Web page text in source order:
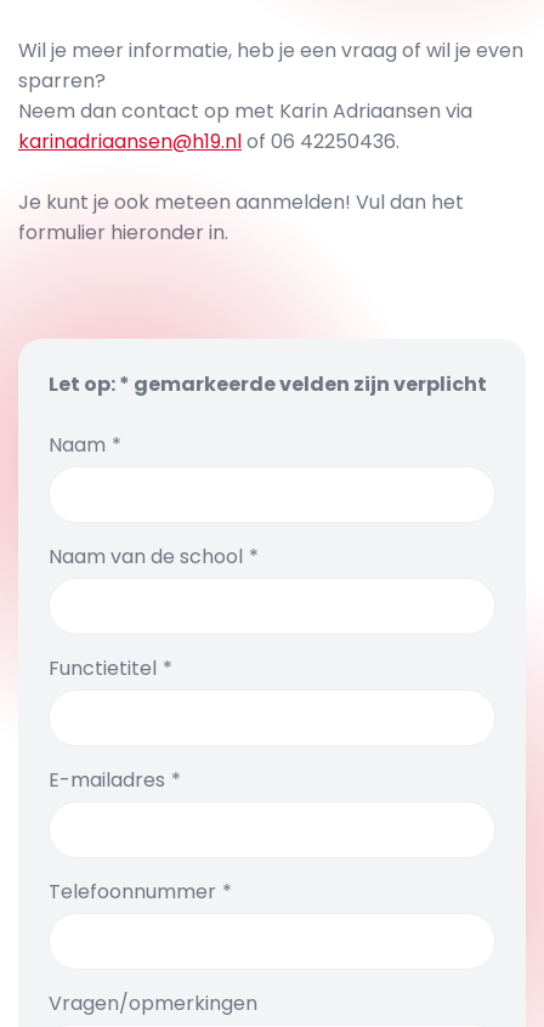
Wil je meer informatie, heb je een vraag of wil je even
sparren?
Neem dan contact op met Karin Adriaansen via
karinadriaansen@h19.nlof 06 42250436.
Je kunt je ook meteen aanmelden! Vul dan het
formulier hieronder in.
Let op: * gemarkeerde velden zijn verplicht
Naam
Naam van de school
Functietitel
E-mailadres
Telefoonnummer
Vragen/opmerkingen